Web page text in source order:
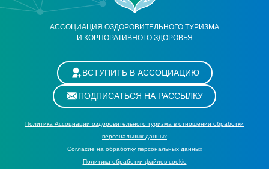
АССОЦИАЦИЯ ОЗДОРОВИТЕЛЬНОГО ТУРИЗМА
И КОРПОРАТИВНОГО ЗДОРОВЬЯ
ВСТУПИТЬ В АССОЦИАЦИЮ
ПОДПИСАТЬСЯ НА РАССЫЛКУ
Политика Ассоциации оздоровительного туризма в отношении обработки
персональных данных
Cогласие на обработку персональных данных
Политика обработки файлов cookie